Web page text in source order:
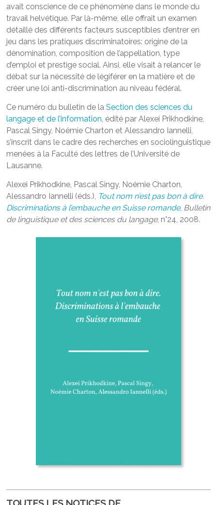
avait conscience de ce phénomène dans le monde du
travail helvétique. Par là-même, elle offrait un examen
détaillé des différents facteurs susceptibles d’entrer en
jeu dans les pratiques discriminatoires: origine de la
dénomination, composition de l’appellation, type
d’emploi et prestige social. Ainsi, elle visait à relancer le
débat sur la nécessité de légiférer en la matière et de
créer une loi anti-discrimination au niveau fédéral.
Ce numéro du bulletin de laSection des sciences du
langage et de l’information, édité par Alexei Prikhodkine,
Pascal Singy, Noémie Charton et Alessandro Iannelli,
s’inscrit dans le cadre des recherches en sociolinguistique
menées à la Faculté des lettres de l’Université de
Lausanne.
Alexei Prikhodkine, Pascal Singy, Noémie Charton,
Alessandro Iannelli (éds.), Tout nom n’est pas bon à dire.
Discriminations à l’embauche en Suisse romande, Bulletin
de linguistique et des sciences du langage, n°24, 2008.
TOUTES LES NOTICES DE